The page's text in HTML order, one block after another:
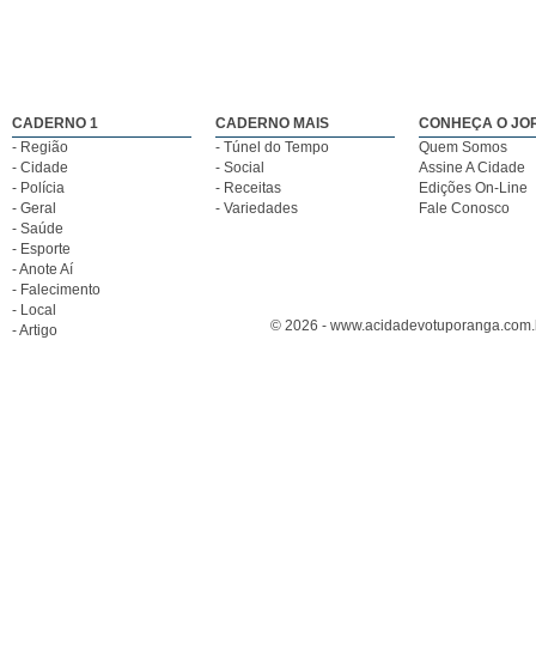
CADERNO 1
- Região
- Cidade
- Polícia
- Geral
- Saúde
- Esporte
- Anote Aí
- Falecimento
- Local
- Artigo
CADERNO MAIS
- Túnel do Tempo
- Social
- Receitas
- Variedades
CONHEÇA O
Quem Somos
Assine A Cidade
Edições On-Line
Fale Conosco
© 2026 -